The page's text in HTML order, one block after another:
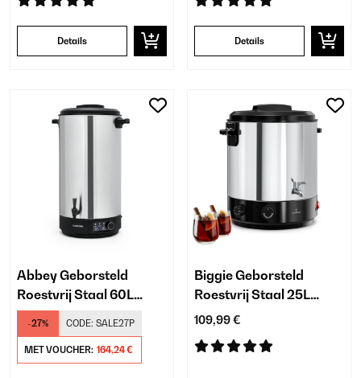
Details Details
Abbey Geborsteld
Roestvrij Staal 60L
Inmaakketel Digitaal
Zilver
-27% CODE: SALE27P
MET VOUCHER: 164,24 €
Biggie Geborsteld
Roestvrij Staal 25L
Inmaakketel Zilver
109,99 €